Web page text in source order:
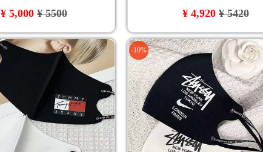
¥ 5,000¥ 5500 ¥ 4,920¥ 5420
-10%